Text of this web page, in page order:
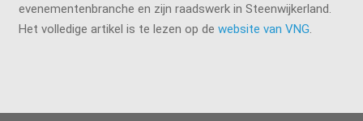
evenementenbranche en zijn raadswerk in Steenwijkerland.
Het volledige artikel is te lezen op de website van VNG